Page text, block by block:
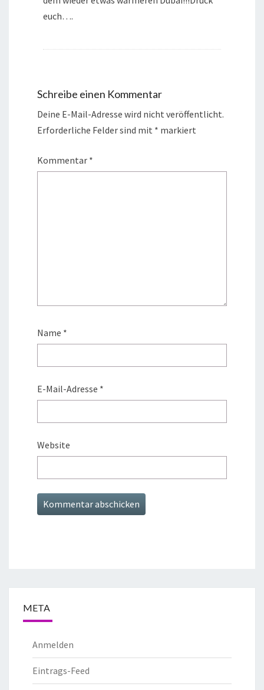
euch….
Schreibe einen Kommentar
Deine E-Mail-Adresse wird nicht veröffentlicht.
Erforderliche Felder sind mit * markiert
Kommentar *
Name *
E-Mail-Adresse *
Website
META
Anmelden
Eintrags-Feed